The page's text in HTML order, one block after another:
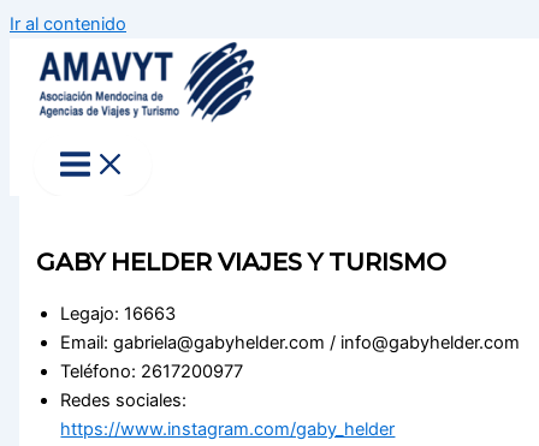
Ir al contenido
GABY HELDER VIAJES Y TURISMO
Legajo: 16663
Email: gabriela@gabyhelder.com / info@gabyhelder.com
Teléfono: 2617200977
Redes sociales:
https://www.instagram.com/gaby_helder